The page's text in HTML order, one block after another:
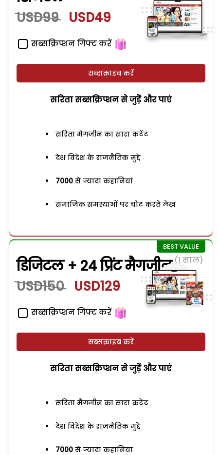
USD99 USD49
सब्सक्रिप्शन गिफ्ट करें
सब्सक्राइब करें
सरिता सब्सक्रिप्शन से जुड़ेें और पाएं
सरिता मैगजीन का सारा कंटेंट
देश विदेश के राजनैतिक मुद्दे
7000 से ज्यादा कहानियां
समाजिक समस्याओं पर चोट करते लेख
डिजिटल + 24 प्रिंट मैगजीन (1 साल)
USD150 USD129
सब्सक्रिप्शन गिफ्ट करें
सब्सक्राइब करें
सरिता सब्सक्रिप्शन से जुड़ेें और पाएं
सरिता मैगजीन का सारा कंटेंट
देश विदेश के राजनैतिक मुद्दे
7000 से ज्यादा कहानियां